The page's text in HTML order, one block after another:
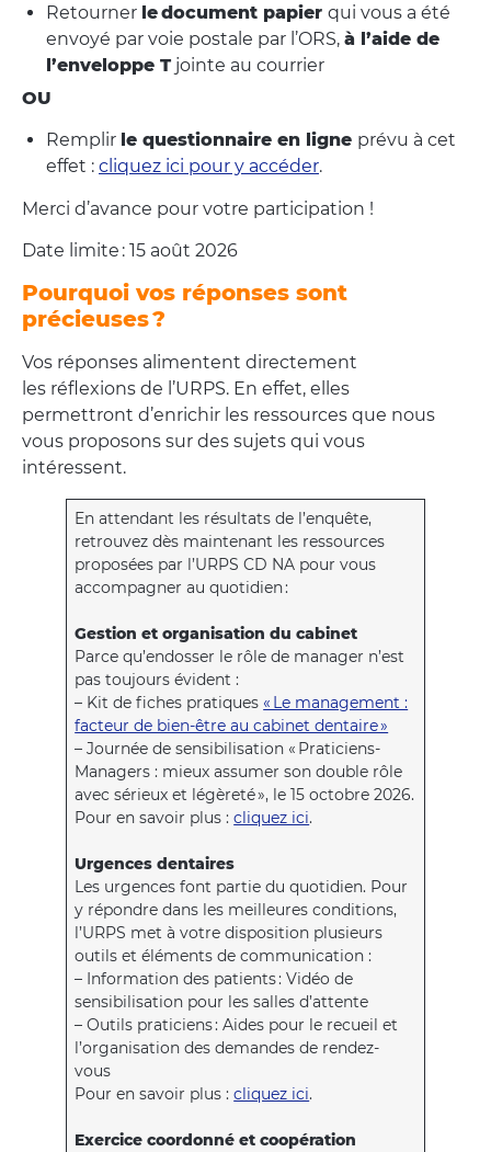
Retourner le document papier qui vous a été
envoyé par voie postale par l’ORS, à l’aide de
l’enveloppe T jointe au courrier
OU
Remplir le questionnaire en ligne prévu à cet
effet : cliquez ici pour y accéder.
Merci d’avance pour votre participation !
Date limite : 15 août 2026
Pourquoi vos réponses sont
précieuses ?
Vos réponses alimentent directement
les réflexions de l’URPS. En effet, elles
permettront d’enrichir les ressources que nous
vous proposons sur des sujets qui vous
intéressent.
En attendant les résultats de l’enquête,
retrouvez dès maintenant les ressources
proposées par l’URPS CD NA pour vous
accompagner au quotidien :
Gestion et organisation du cabinet
Parce qu’endosser le rôle de manager n’est
pas toujours évident :
– Kit de fiches pratiques « Le management :
facteur de bien-être au cabinet dentaire »
– Journée de sensibilisation « Praticiens-
Managers : mieux assumer son double rôle
avec sérieux et légèreté », le 15 octobre 2026.
Pour en savoir plus :cliquez ici.
Urgences dentaires
Les urgences font partie du quotidien. Pour
y répondre dans les meilleures conditions,
l’URPS met à votre disposition plusieurs
outils et éléments de communication :
– Information des patients : Vidéo de
sensibilisation pour les salles d’attente
– Outils praticiens : Aides pour le recueil et
l’organisation des demandes de rendez-
vous
Pour en savoir plus :cliquez ici.
Exercice coordonné et coopération